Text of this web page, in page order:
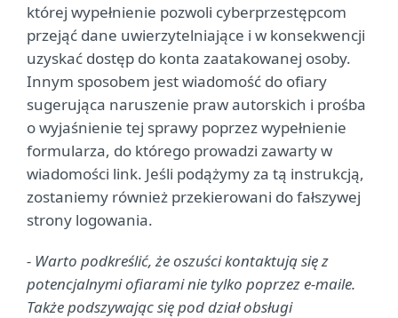
której wypełnienie pozwoli cyberprzestępcom
przejąć dane uwierzytelniające i w konsekwencji
uzyskać dostęp do konta zaatakowanej osoby.
Innym sposobem jest wiadomość do ofiary
sugerująca naruszenie praw autorskich i prośba
o wyjaśnienie tej sprawy poprzez wypełnienie
formularza, do którego prowadzi zawarty w
wiadomości link. Jeśli podążymy za tą instrukcją,
zostaniemy również przekierowani do fałszywej
strony logowania.
- Warto podkreślić, że oszuści kontaktują się z
potencjalnymi ofiarami nie tylko poprzez e-maile.
Także podszywając się pod dział obsługi